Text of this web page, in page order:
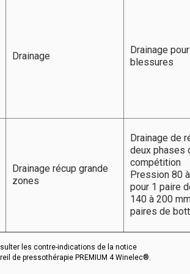
Drainage
Drainage
blessures
Drainage récup grande
zones
Drainage de
deux phases
compétition
Pression 80
pour 1 paire
140 à 200
paires de
les contre-indications de la notice
de pressothérapie PREMIUM 4 Winelec®.